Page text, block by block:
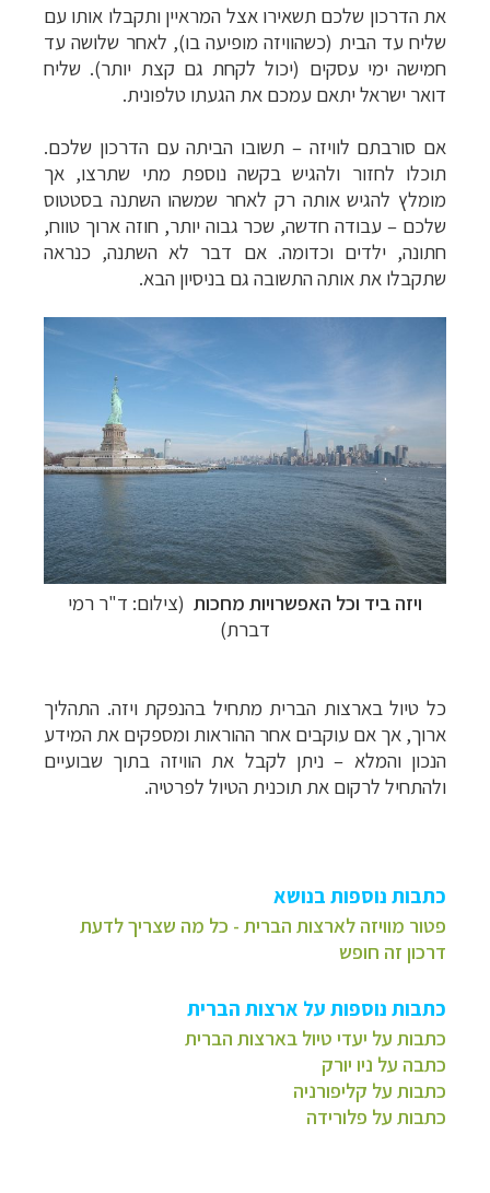
את הדרכון שלכם תשאירו אצל המראיין ותקבלו אותו עם
שליח עד הבית (כשהוויזה מופיעה בו), לאחר שלושה עד
חמישה ימי עסקים (יכול לקחת גם קצת יותר). שליח
דואר ישראל יתאם עמכם את הגעתו טלפונית.
אם סורבתם לוויזה – תשובו הביתה עם הדרכון שלכם.
תוכלו לחזור ולהגיש בקשה נוספת מתי שתרצו, אך
מומלץ להגיש אותה רק לאחר שמשהו השתנה בסטטוס
שלכם – עבודה חדשה, שכר גבוה יותר, חוזה ארוך טווח,
חתונה, ילדים וכדומה. אם דבר לא השתנה, כנראה
שתקבלו את אותה התשובה גם בניסיון הבא.
ויזה ביד וכל האפשרויות מחכות (צילום: ד"ר רמי
דברת)
כל טיול בארצות הברית מתחיל בהנפקת ויזה. התהליך
ארוך, אך אם עוקבים אחר ההוראות ומספקים את המידע
הנכון והמלא – ניתן לקבל את הוויזה בתוך שבועיים
ולהתחיל לרקום את תוכנית הטיול לפרטיה.
כתבות נוספות בנושא
פטור מוויזה לארצות הברית - כל מה שצריך לדעת
דרכון זה חופש
כתבות נוספות על ארצות הברית
כתבות על יעדי טיול בארצות הברית
כתבה על ניו יורק
כתבות על קליפורניה
כתבות על פלורידה